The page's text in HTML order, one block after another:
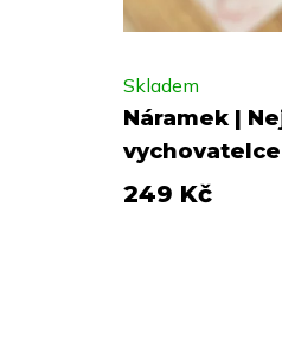
Náramek |
vychovatelce
Skladem
249 Kč